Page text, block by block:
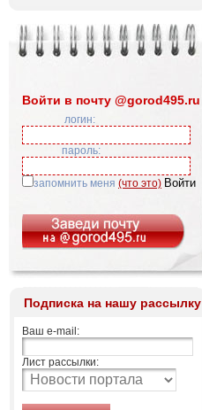
Войти в почту @gorod495.ru
логин:
пароль:
запомнить меня (что это)
Подписка на нашу рассылку
Ваш e-mail:
Лист рассылки: